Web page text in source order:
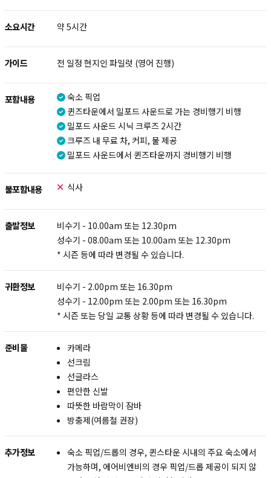
소요시간 약 5시간
가이드 전 일정 현지인 파일럿 (영어 진행)
포함내용
숙소 픽업
퀸즈타운에서 밀포드 사운드로 가는 경비행기 비행
밀포드 사운드 시닉 크루즈 2시간
크루즈 내 무료 차, 커피, 물 제공
밀포드 사운드에서 퀸즈타운까지 경비행기 비행
불포함내용 식사
출발정보
비수기 - 10.00am 또는 12.30pm
성수기 - 08.00am 또는 10.00am 또는 12.30pm
* 시즌 등에 따라 변경될 수 있습니다.
귀환정보
비수기 - 2.00pm 또는 16.30pm
성수기 - 12.00pm 또는 2.00pm 또는 16.30pm
* 시즌 또는 당일 교통 상황 등에 따라 변경될 수 있습니다.
준비물
카메라
선크림
선글라스
편안한 신발
따뜻한 바람막이 잠바
방충제(여름철 권장)
추가정보
숙소 픽업/드롭의 경우, 퀸스타운 시내의 주요 숙소에서
가능하며, 에어비엔비의 경우 픽업/드롭 제공이 되지 않